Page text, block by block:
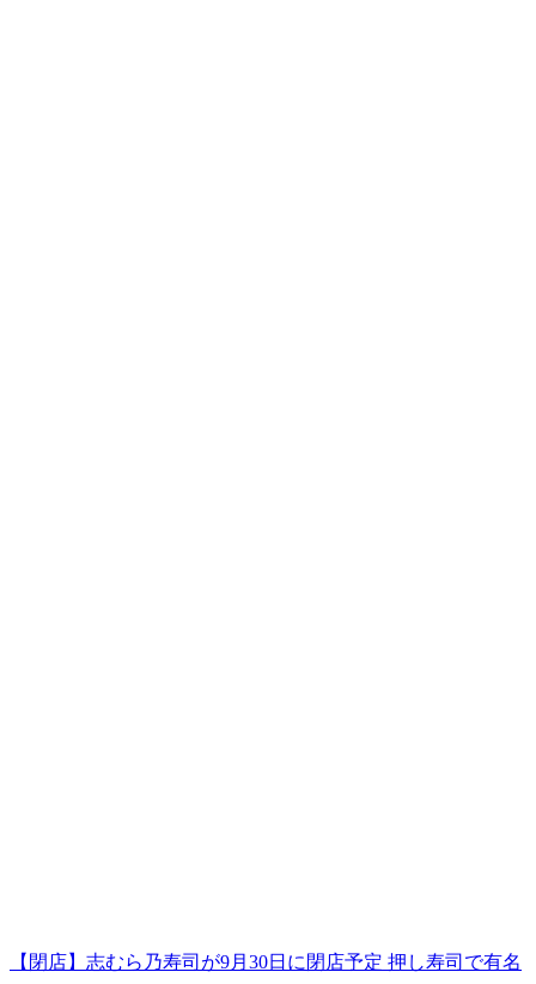
【閉店】志むら乃寿司が9月30日に閉店予定 押し寿司で有名